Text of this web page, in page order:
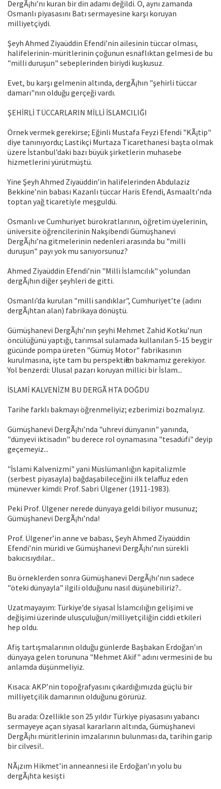
DergÃ¡hı’nı kuran bir din adamı değildi. O, aynı zamanda
Osmanlı piyasasını Batı sermayesine karşı koruyan
milliyetçiydi.
Şeyh Ahmed Ziyaüddin Efendi’nin ailesinin tüccar olması,
halifelerinin-müritlerinin çoğunun esnaflıktan gelmesi de bu
"milli duruşun" sebeplerinden biriydi kuşkusuz.
Evet, bu karşı gelmenin altında, dergÃ¡hın "şehirli tüccar
damarı"nın olduğu gerçeği vardı.
ŞEHİRLİ TÜCCARLARIN MİLLİ İSLAMCILIĞI
Örnek vermek gerekirse; Eğinli Mustafa Feyzi Efendi "KÃ¡tip"
diye tanınıyordu; Lastikçi Murtaza Ticarethanesi başta olmak
üzere İstanbul’daki bazı büyük şirketlerin muhasebe
hizmetlerini yürütmüştü.
Yine Şeyh Ahmed Ziyaüddin’in halifelerinden Abdulaziz
Bekkine’nin babası Kazanlı tüccar Haris Efendi, Asmaaltı’nda
toptan yağ ticaretiyle meşguldü.
Osmanlı ve Cumhuriyet bürokratlarının, öğretim üyelerinin,
üniversite öğrencilerinin Nakşibendi Gümüşhanevi
DergÃ¡hı’na gitmelerinin nedenleri arasında bu "milli
duruşun" payı yok mu sanıyorsunuz?
Ahmed Ziyaüddin Efendi’nin "Milli İslamcılık" yolundan
dergÃ¡hın diğer şeyhleri de gitti.
Osmanlı’da kurulan "milli sandıklar", Cumhuriyet’te (adını
dergÃ¡htan alan) fabrikaya dönüştü.
Gümüşhanevi DergÃ¡hı’nın şeyhi Mehmet Zahid Kotku’nun
öncülüğünü yaptığı, tarımsal sulamada kullanılan 5-15 beygir
gücünde pompa üreten "Gümüş Motor" fabrikasının
kurulmasına, işte tam bu perspektiften bakmamız gerekiyor.
Yol benzerdi: Ulusal pazarı koruyan millici bir İslam...
İSLAMİ KALVENİZM BU DERGÃ HTA DOĞDU
Tarihe farklı bakmayı öğrenmeliyiz; ezberimizi bozmalıyız.
Gümüşhanevi DergÃ¡hı’nda "uhrevi dünyanın" yanında,
"dünyevi iktisadın" bu derece rol oynamasına "tesadüfi" deyip
geçemeyiz...
"İslami Kalvenizmi" yani Müslümanlığın kapitalizmle
(serbest piyasayla) bağdaşabileceğini ilk telaffuz eden
münevver kimdi: Prof. Sabri Ülgener (1911-1983).
Peki Prof. Ülgener nerede dünyaya geldi biliyor musunuz;
Gümüşhanevi DergÃ¡hı’nda!
Prof. Ülgener’in anne ve babası, Şeyh Ahmed Ziyaüddin
Efendi’nin müridi ve Gümüşhanevi DergÃ¡hı’nın sürekli
bakıcısıydılar...
Bu örneklerden sonra Gümüşhanevi DergÃ¡hı’nın sadece
"öteki dünyayla" ilgili olduğunu nasıl düşünebiliriz?..
Uzatmayayım: Türkiye’de siyasal İslamcılığın gelişimi ve
değişimi üzerinde ulusçuluğun/milliyetçiliğin ciddi etkileri
hep oldu.
Afiş tartışmalarının olduğu günlerde Başbakan Erdoğan’ın
dünyaya gelen torununa "Mehmet Akif" adını vermesini de bu
anlamda düşünmeliyiz.
Kısaca: AKP’nin topoğrafyasını çıkardığımızda güçlü bir
milliyetçilik damarının olduğunu görürüz.
Bu arada: Özellikle son 25 yıldır Türkiye piyasasını yabancı
sermayeye açan siyasal kararların altında, Gümüşhanevi
DergÃ¡hı müritlerinin imzalarının bulunması da, tarihin garip
bir cilvesi!..
NÃ¡zım Hikmet’in anneannesi ile Erdoğan’ın yolu bu
dergÃ¡hta kesişti